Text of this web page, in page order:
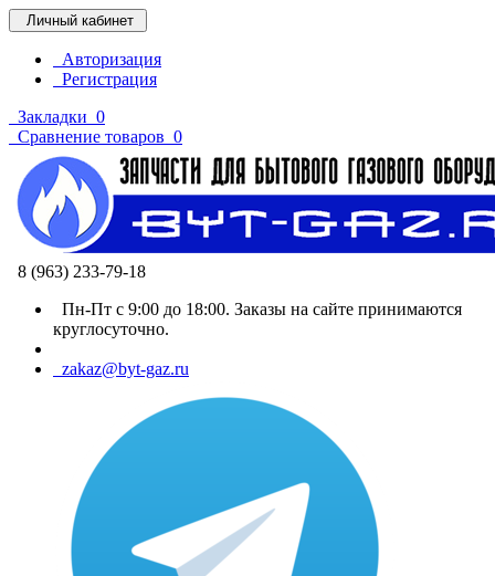
Личный кабинет
Авторизация
Регистрация
Закладки 0
Сравнение товаров 0
8 (963) 233-79-18
Пн-Пт с 9:00 до 18:00. Заказы на сайте принимаются
круглосуточно.
zakaz@byt-gaz.ru